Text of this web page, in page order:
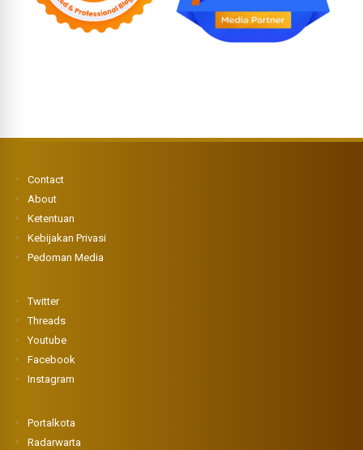
Contact
About
Ketentuan
Kebijakan Privasi
Pedoman Media
Twitter
Threads
Youtube
Facebook
Instagram
Portalkota
Radarwarta